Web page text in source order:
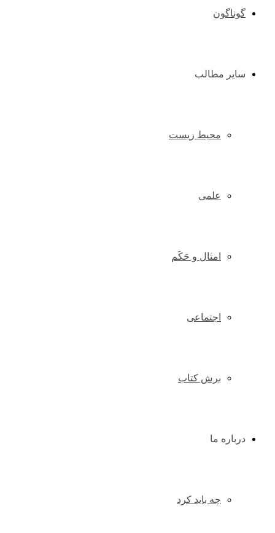
گوناگون
سایر مطالب
محیط زیست
علمی
امثال و حَکَم
اجتماعی
برش کتاب
درباره ما
چه باید کرد